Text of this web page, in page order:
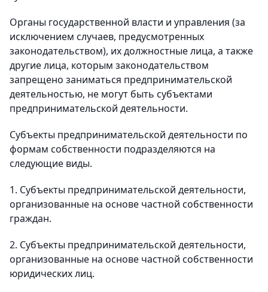
Органы государственной власти и управления (за
исключением случаев, предусмотренных
законодательством), их должностные лица, а также
другие лица, которым законодательством
запрещено заниматься предпринимательской
деятельностью, не могут быть субъектами
предпринимательской деятельности.
Субъекты предпринимательской деятельности по
формам собственности подразделяются на
следующие виды.
1. Субъекты предпринимательской деятельности,
организованные на основе частной собственности
граждан.
2. Субъекты предпринимательской деятельности,
организованные на основе частной собственности
юридических лиц.